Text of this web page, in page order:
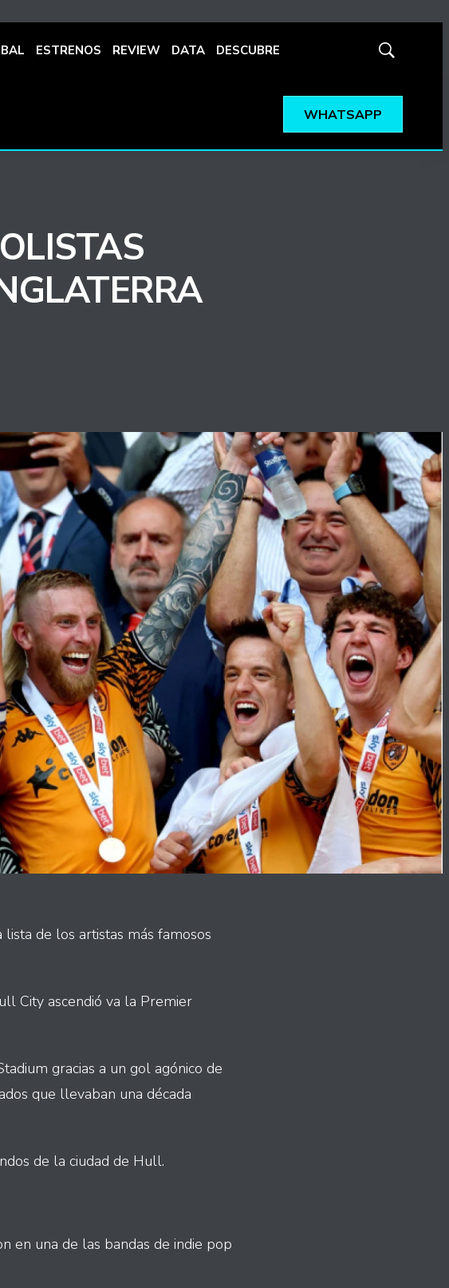
ESTRENOS REVIEW DATA DESCUBRE
Mostrar
WHATSAPP
de los artistas más famosos
City ascendió va la Premier
gracias a un gol agónico de
que llevaban una década
de la ciudad de Hull.
en una de las bandas de indie pop